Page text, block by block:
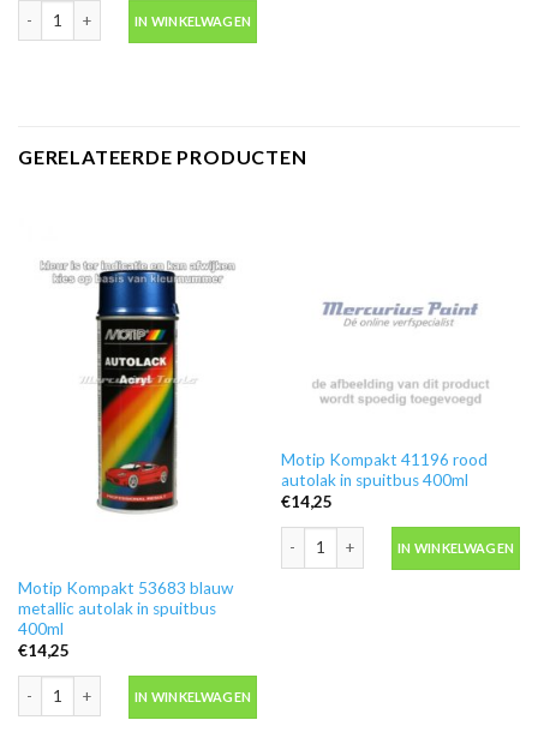
Motip 04054 primer grijs grondverf in spuitbus 500ml aantal
IN WINKELWAGEN
GERELATEERDE PRODUCTEN
Motip Kompakt 53683 blauw
metallic autolak in spuitbus
400ml
€14,25
Motip Kompakt 53683 blauw metallic autolak in spuitbus 400ml aantal
IN WINKELWAGEN
Motip Kompakt 41196 rood
autolak in spuitbus 400ml
€14,25
Motip Kompakt 41196 rood autolak
IN WINKELWAGEN